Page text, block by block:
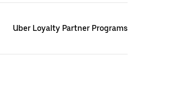
Uber Loyalty Partner Programs